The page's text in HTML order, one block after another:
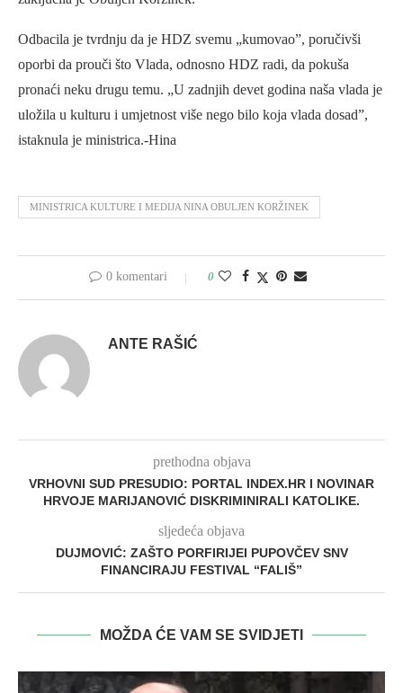
Odbacila je tvrdnju da je HDZ svemu „kumovao”, poručivši
oporbi da prouči što Vlada, odnosno HDZ radi, da pokuša
pronaći neku drugu temu. „U zadnjih devet godina naša vlada je
uložila u kulturu i umjetnost više nego bilo koja vlada dosad”,
istaknula je ministrica.-Hina
MINISTRICA KULTURE I MEDIJA NINA OBULJEN KORŽINEK
0 komentari 0
ANTE RAŠIĆ
prethodna objava
VRHOVNI SUD PRESUDIO: PORTAL INDEX.HR I NOVINAR
HRVOJE MARIJANOVIĆ DISKRIMINIRALI KATOLIKE.
sljedeća objava
DUJMOVIĆ: ZAŠTO PORFIRIJEI PUPOVČEV SNV
FINANCIRAJU FESTIVAL “FALIŠ”
MOŽDA ĆE VAM SE SVIDJETI